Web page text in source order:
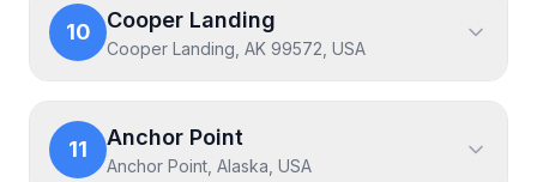
10 Cooper Landing
Cooper Landing, AK 99572, USA
11 Anchor Point
Anchor Point, Alaska, USA